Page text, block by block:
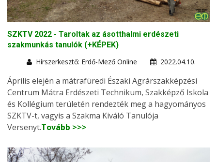
SZKTV 2022 - Taroltak az ásotthalmi erdészeti
szakmunkás tanulók (+KÉPEK)
Hírszerkesztő: Erdő-Mező Online
2022.04.10.
Április elején a mátrafüredi Északi Agrárszakképzési
Centrum Mátra Erdészeti Technikum, Szakképző Iskola
és Kollégium területén rendezték meg a hagyományos
SZKTV-t, vagyis a Szakma Kiváló Tanulója
Versenyt.Tovább >>>